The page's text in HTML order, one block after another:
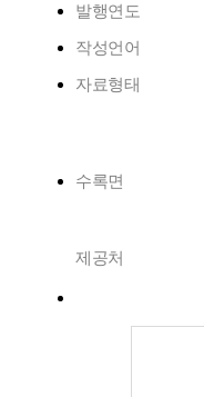
발행연도
작성언어
자료형태
수록면
제공처